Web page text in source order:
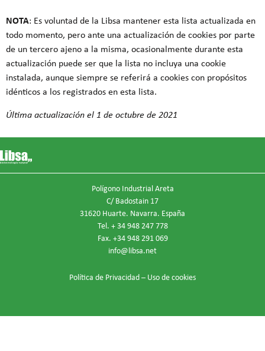
NOTA: Es voluntad de la Libsa mantener esta lista actualizada en
todo momento, pero ante una actualización de cookies por parte
de un tercero ajeno a la misma, ocasionalmente durante esta
actualización puede ser que la lista no incluya una cookie
instalada, aunque siempre se referirá a cookies con propósitos
idénticos a los registrados en esta lista.
Última actualización el 1 de octubre de 2021
Polígono Industrial Areta
C/ Badostain 17
31620 Huarte. Navarra. España
Tel. + 34 948 247 778
Fax. +34 948 291 069
info@libsa.net
Política de Privacidad– Uso de cookies